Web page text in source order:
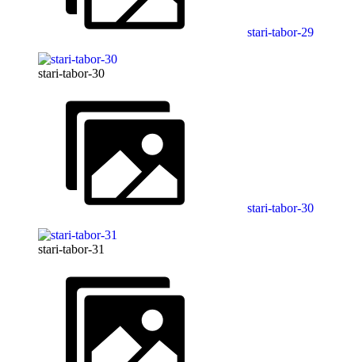
stari-tabor-29
stari-tabor-30
stari-tabor-30
stari-tabor-31